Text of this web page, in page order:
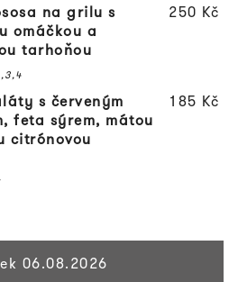
na grilu s
omáčkou a
tarhoňou
250 Kč
s červeným
feta sýrem, mátou
citrónovou
185 Kč
06.08.2026